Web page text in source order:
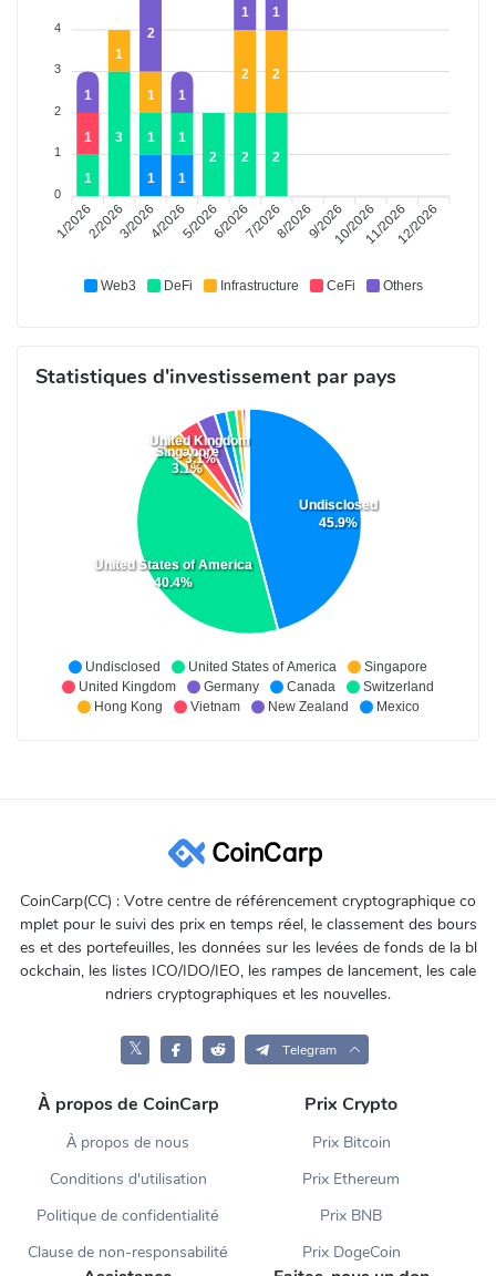
Web3 DeFi Infrastructure CeFi Others
1/20262/20263/20264/20265/20266/20267/20268/20269/202610/202611/202612/2026
1 1
1
3 1
1
2
2 2
1
1
2 2
1
1
2
1
1 1
4
3
2
1
0
Statistiques d'investissement par pays
Undisclosed United States of America
Singapore
United Kingdom
Germany Canada
Switzerland
Hong Kong
Vietnam New Zealand Mexico
Undisclosed
45.9%
United States of America
40.4%
Singapore
3.1%
United Kingdom
3.1%
CoinCarp(CC) : Votre centre de référencement cryptographique co
mplet pour le suivi des prix en temps réel, le classement des bours
es et des portefeuilles, les données sur les levées de fonds de la bl
ockchain, les listes ICO/IDO/IEO, les rampes de lancement, les cale
ndriers cryptographiques et les nouvelles.
𝕏 Telegram
À propos de CoinCarp
À propos de nous
Conditions d'utilisation
Politique de confidentialité
Clause de non-responsabilité
Prix Crypto
Prix Bitcoin
Prix Ethereum
Prix BNB
Prix DogeCoin